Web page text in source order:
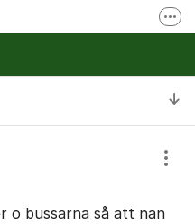
webbplats
o bussarna så att nan